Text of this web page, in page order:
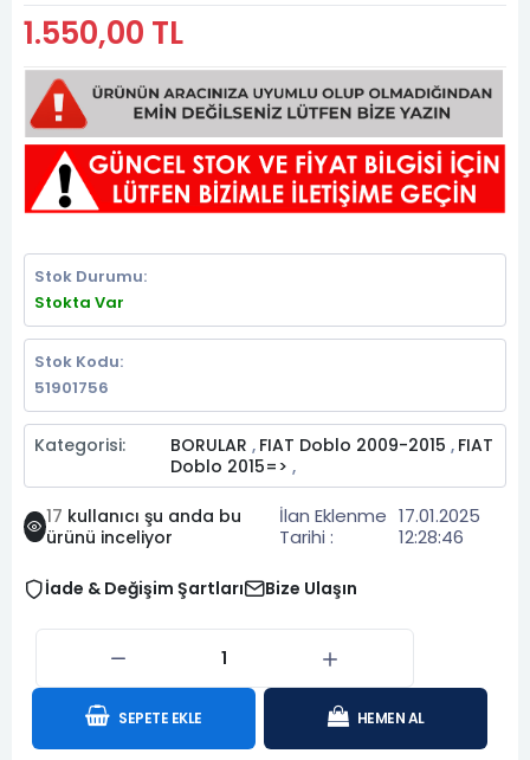
1.550,00 TL
Stok Durumu:
Stokta Var
Stok Kodu:
51901756
Kategorisi: BORULAR , FIAT Doblo 2009-2015 , FIAT
Doblo 2015=> ,
17 kullanıcı şu anda bu
ürünü inceliyor
İlan Eklenme
Tarihi :
17.01.2025
12:28:46
İade & Değişim Şartları Bize Ulaşın
SEPETE EKLE HEMEN AL